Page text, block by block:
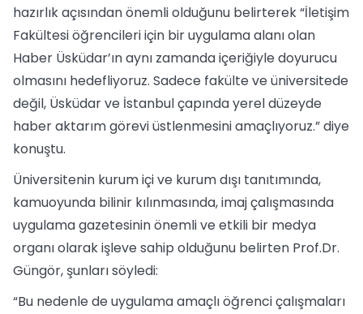
hazırlık açısından önemli olduğunu belirterek “İletişim
Fakültesi öğrencileri için bir uygulama alanı olan
Haber Üsküdar’ın aynı zamanda içeriğiyle doyurucu
olmasını hedefliyoruz. Sadece fakülte ve üniversitede
değil, Üsküdar ve İstanbul çapında yerel düzeyde
haber aktarım görevi üstlenmesini amaçlıyoruz.” diye
konuştu.
Üniversitenin kurum içi ve kurum dışı tanıtımında,
kamuoyunda bilinir kılınmasında, imaj çalışmasında
uygulama gazetesinin önemli ve etkili bir medya
organı olarak işleve sahip olduğunu belirten Prof.Dr.
Güngör, şunları söyledi:
“Bu nedenle de uygulama amaçlı öğrenci çalışmaları